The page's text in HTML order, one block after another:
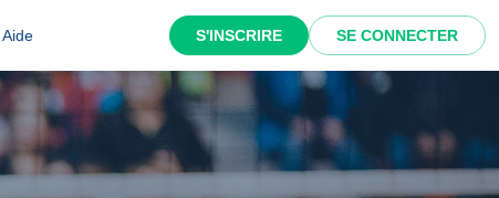
Aide S'INSCRIRE SE CONNECTER